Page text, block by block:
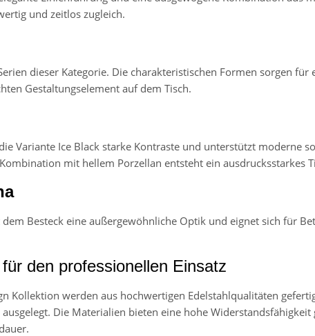
und zeitlos zugleich.
dieser Kategorie. Die charakteristischen Formen sorgen
Gestaltungselement auf dem Tisch.
Variante Ice Black starke Kontraste und unterstützt moderne
mit hellem Porzellan entsteht ein ausdrucksstarkes
Besteck eine außergewöhnliche Optik und eignet sich für
den professionellen Einsatz
Kollektion werden aus hochwertigen Edelstahlqualitäten
Die Materialien bieten eine hohe